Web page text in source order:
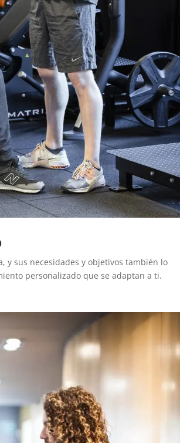
y sus necesidades y objetivos también lo
personalizado que se adaptan a ti.